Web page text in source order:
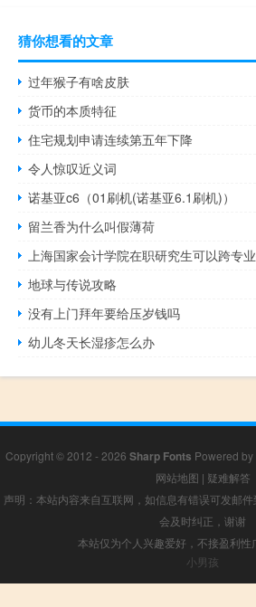
猜你想看的文章
过年猴子有啥皮肤
货币的本质特征
住宅规划申请连续第五年下降
令人惊叹近义词
诺基亚c6（01刷机(诺基亚6.1刷机)）
留兰香为什么叫假薄荷
上海国家会计学院在职研究生可以跨专
地球与传说攻略
没有上门拜年要给压岁钱吗
幼儿冬天长湿疹怎么办
Copyright © 2012 - 2026 Sharp Fonts Powered by
网站地图 | 疑难解答
声明：本站内容来自互联网，如信息有错误可发邮
会及时纠正，谢谢
本站仅为个人兴趣爱好，不接盈利性
小男孩